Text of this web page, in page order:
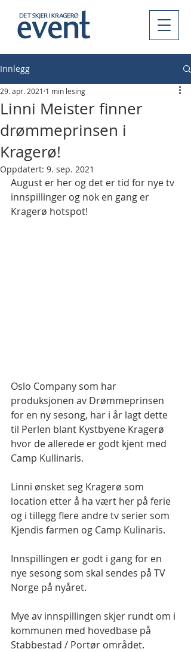
Innlegg
Linni Meister finner
drømmeprinsen i
Kragerø!
29. apr. 2021 1 min lesing
Oppdatert: 9. sep. 2021
August er her og det er tid for nye tv
innspillinger og nok en gang er
Kragerø hotspot!
Oslo Company som har
produksjonen av Drømmeprinsen
for en ny sesong, har i år lagt dette
til Perlen blant Kystbyene Kragerø
hvor de allerede er godt kjent med
Camp Kullinaris.
Linni ønsket seg Kragerø som
location etter å ha vært her på ferie
og i tillegg flere andre tv serier som
Kjendis farmen og Camp Kulinaris.
Innspillingen er godt i gang for en
nye sesong som skal sendes på TV
Norge på nyåret.
Mye av innspillingen skjer rundt om i
kommunen med hovedbase på
Stabbestad / Portør området.